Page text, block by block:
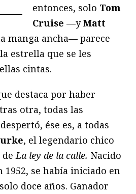
entonces, solo Tom
Cruise —yMatt
manga ancha— parece
estrella que se les
cintas.
destaca por haber
otra, todas las
ése es, a todas
, el legendario chico
La ley de la calle. Nacido
1952, se había iniciado en
doce años. Ganador